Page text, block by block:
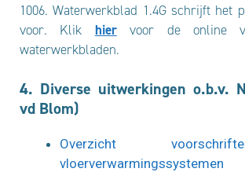
1006. Waterwerkblad 1.4G schrijft het
voor. Klik hiervoor de online
waterwerkbladen.
4. Diverse uitwerkingen o.b.v.
vd Blom)
Overzicht
vloerverwarmingssystemen